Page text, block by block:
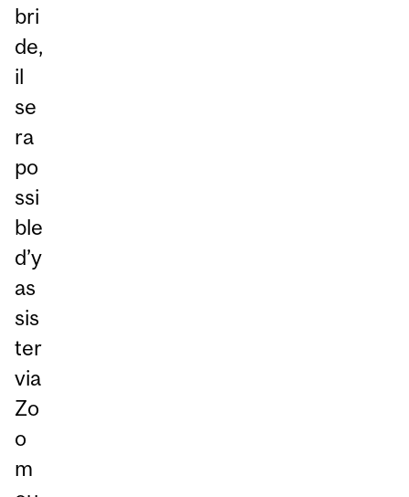
bri
de,
il
se
ra
po
ssi
ble
d’y
as
sis
ter
via
Zo
o
m